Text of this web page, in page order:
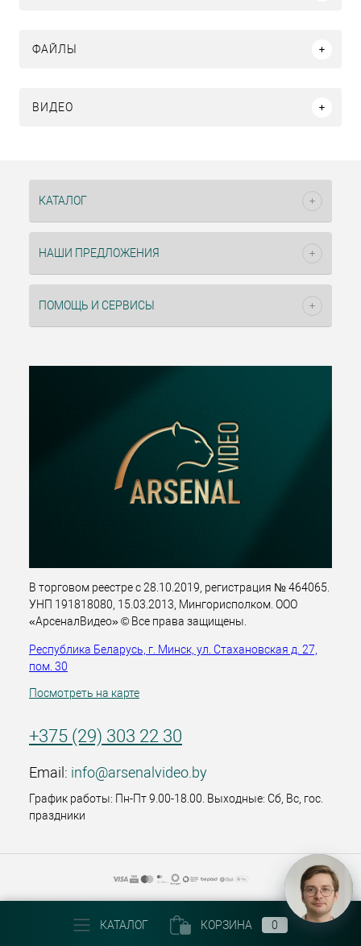
ФАЙЛЫ
ВИДЕО
КАТАЛОГ
НАШИ ПРЕДЛОЖЕНИЯ
ПОМОЩЬ И СЕРВИСЫ
В торговом реестре с 28.10.2019, регистрация № 464065.
УНП 191818080, 15.03.2013, Мингорисполком. ООО
«АрсеналВидео» © Все права защищены.
Республика Беларусь, г. Минск, ул. Стахановская д. 27,
пом. 30
Посмотреть на карте
+375 (29) 303 22 30
Email: info@arsenalvideo.by
График работы: Пн-Пт 9.00-18.00. Выходные: Сб, Вс, гос.
праздники
КАТАЛОГ КОРЗИНА 0